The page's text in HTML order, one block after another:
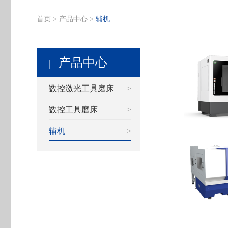
首页 > 产品中心 > 辅机
| 产品中心
数控激光工具磨床 >
数控工具磨床 >
辅机 >